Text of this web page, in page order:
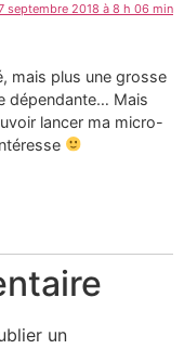
septembre 2018 à 8 h 06 min
mais plus une grosse
dépendante… Mais
lancer ma micro-
un